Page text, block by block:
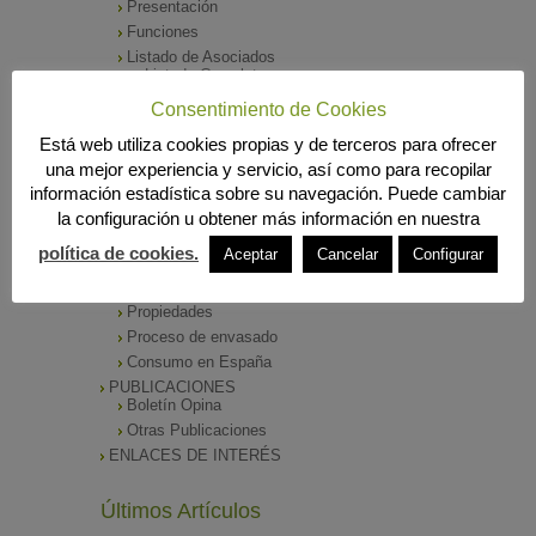
Presentación
Funciones
Listado de Asociados
Listado Completo
Como asociarse
SALA DE PRENSA
Notas de Prensa
Archivos Corporativos
GALERÍA DE IMÁGENES
CONTACTO
ENVASADO DE ACEITE
Propiedades
Proceso de envasado
Consumo en España
PUBLICACIONES
Boletín Opina
Otras Publicaciones
ENLACES DE INTERÉS
Últimos Artículos
Consentimiento de Cookies
Está web utiliza cookies propias y de terceros para ofrecer
una mejor experiencia y servicio, así como para recopilar
información estadística sobre su navegación. Puede cambiar
la configuración u obtener más información en nuestra
política de cookies.
Aceptar Cancelar Configurar